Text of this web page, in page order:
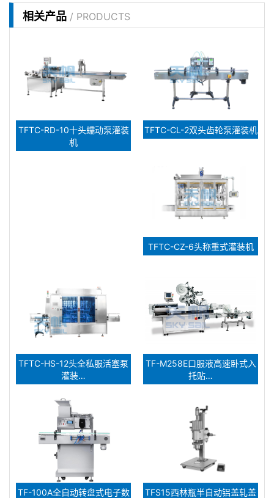
相关产品 / PRODUCTS
TFTC-RD-10十头蠕动泵灌装
机
TFTC-CL-2双头齿轮泵灌装机
TFTC-CZ-6头称重式灌装机
TFTC-HS-12头全私服活塞泵
灌装…
TF-M258E口服液高速卧式入
托贴…
TF-100A全自动转盘式电子数
TFS15西林瓶半自动铝盖轧盖